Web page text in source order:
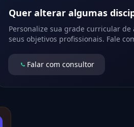
Quer alterar algumas
Personalize sua grade curricular de
seus objetivos profissionais. Fale
Falar com consultor